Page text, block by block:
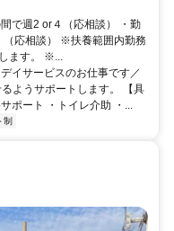
家から近い」
で週2 or４（応相談） ・勤
応相談） ※扶養範囲内勤務
ます。 ※...
イサービスのお仕事です／
ようサポートします。 【具
ポート ・トイレ介助 ・...
制